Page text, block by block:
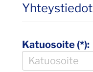
Yhteystiedot
Katuosoite (*):